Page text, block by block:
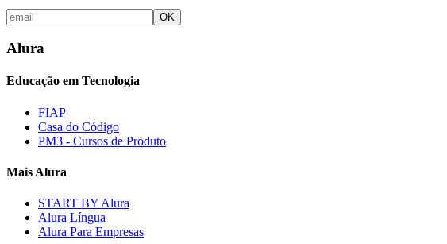
OK
Alura
Educação em Tecnologia
FIAP
Casa do Código
PM3 - Cursos de Produto
Mais Alura
START BY Alura
Alura Língua
Alura Para Empresas